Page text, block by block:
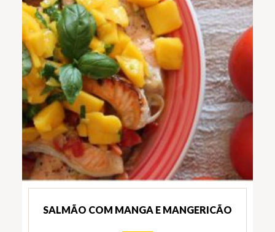
SALMÃO COM MANGA E MANGERICÃO